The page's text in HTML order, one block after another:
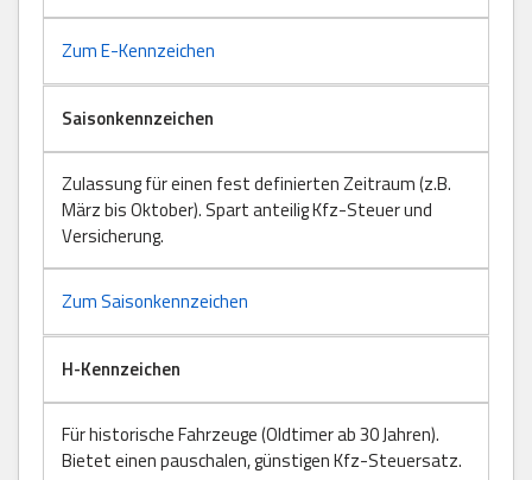
Zum E-Kennzeichen
Saisonkennzeichen
Zulassung für einen fest definierten Zeitraum (z.B.
März bis Oktober). Spart anteilig Kfz-Steuer und
Versicherung.
Zum Saisonkennzeichen
H-Kennzeichen
Für historische Fahrzeuge (Oldtimer ab 30 Jahren).
Bietet einen pauschalen, günstigen Kfz-Steuersatz.